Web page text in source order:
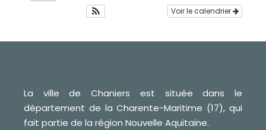
Voir le calendrier
La ville de Chaniers est située dans le
département de la Charente-Maritime (17), qui
fait partie de la région Nouvelle Aquitaine.